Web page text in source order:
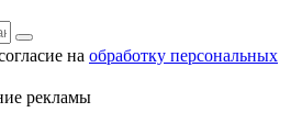
на обработку персональных
рекламы